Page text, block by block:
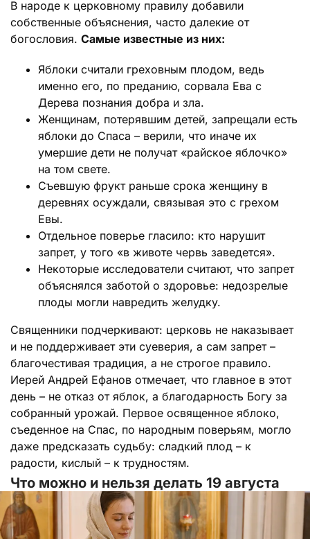
В народе к церковному правилу добавили
собственные объяснения, часто далекие от
богословия. Самые известные из них:
Яблоки считали греховным плодом, ведь
именно его, по преданию, сорвала Ева с
Дерева познания добра и зла.
Женщинам, потерявшим детей, запрещали есть
яблоки до Спаса – верили, что иначе их
умершие дети не получат «райское яблочко»
на том свете.
Съевшую фрукт раньше срока женщину в
деревнях осуждали, связывая это с грехом
Евы.
Отдельное поверье гласило: кто нарушит
запрет, у того «в животе червь заведется».
Некоторые исследователи считают, что запрет
объяснялся заботой о здоровье: недозрелые
плоды могли навредить желудку.
Священники подчеркивают: церковь не наказывает
и не поддерживает эти суеверия, а сам запрет –
благочестивая традиция, а не строгое правило.
Иерей Андрей Ефанов отмечает, что главное в этот
день – не отказ от яблок, а благодарность Богу за
собранный урожай. Первое освященное яблоко,
съеденное на Спас, по народным поверьям, могло
даже предсказать судьбу: сладкий плод – к
радости, кислый – к трудностям.
Что можно и нельзя делать 19 августа